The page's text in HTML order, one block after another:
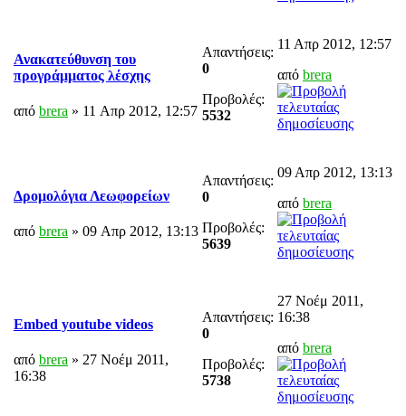
Ανακατεύθυνση του
προγράμματος λέσχης
από brera » 11 Απρ 2012, 12:57
Απαντήσεις:
0
Προβολές:
5532
11 Απρ 2012, 12:57
από brera
Δρομολόγια Λεωφορείων
από brera » 09 Απρ 2012, 13:13
Απαντήσεις:
0
Προβολές:
5639
09 Απρ 2012, 13:13
από brera
Embed youtube videos
από brera » 27 Νοέμ 2011,
16:38
Απαντήσεις:
0
Προβολές:
5738
27 Νοέμ 2011,
16:38
από brera